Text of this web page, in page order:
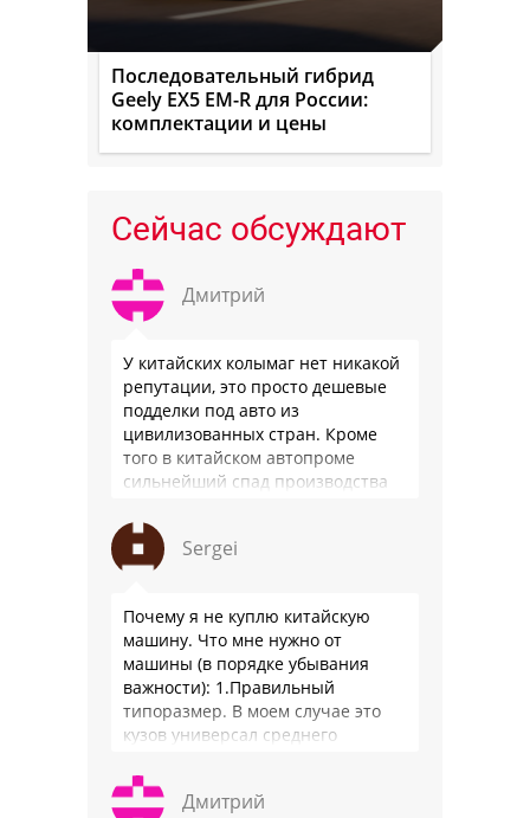
Последовательный гибрид
Geely EX5 EM-R для России:
комплектации и цены
Сейчас обсуждают
Дмитрий
У китайских колымаг нет никакой
репутации, это просто дешевые
подделки под авто из
цивилизованных стран. Кроме
того в китайском автопроме
сильнейший спад производства
почти все китайские
производители работают …
Sergei
Почему я не куплю китайскую
машину. Что мне нужно от
машины (в порядке убывания
важности): 1.Правильный
типоразмер. В моем случае это
кузов универсал среднего
быть уверенным, что она меня
везде довезет и …
Дмитрий